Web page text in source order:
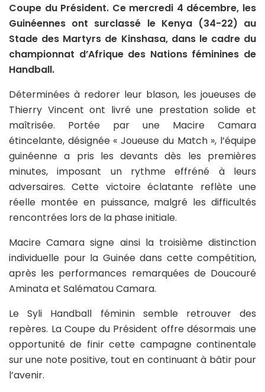
Coupe du Président. Ce mercredi 4 décembre, les
Guinéennes ont surclassé le Kenya (34-22) au
Stade des Martyrs de Kinshasa, dans le cadre du
championnat d’Afrique des Nations féminines de
Handball.
Déterminées à redorer leur blason, les joueuses de
Thierry Vincent ont livré une prestation solide et
maîtrisée. Portée par une Macire Camara
étincelante, désignée « Joueuse du Match », l’équipe
guinéenne a pris les devants dès les premières
minutes, imposant un rythme effréné à leurs
adversaires. Cette victoire éclatante reflète une
réelle montée en puissance, malgré les difficultés
rencontrées lors de la phase initiale.
Macire Camara signe ainsi la troisième distinction
individuelle pour la Guinée dans cette compétition,
après les performances remarquées de Doucouré
Aminata et Salématou Camara.
Le Syli Handball féminin semble retrouver des
repères. La Coupe du Président offre désormais une
opportunité de finir cette campagne continentale
sur une note positive, tout en continuant à bâtir pour
l’avenir.